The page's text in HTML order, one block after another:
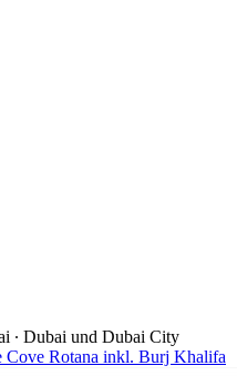
∙ Dubai und Dubai City
Cove Rotana inkl. Burj Khalifa